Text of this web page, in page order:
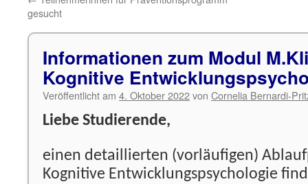
gesucht
Informationen zum Modul
Kognitive
Veröffentlicht am 4. Oktober 2022von Cornelia Bernardi-
Liebe Studierende,
einen detaillierten (vorläufigen)
Kognitive Entwicklungspsychologie